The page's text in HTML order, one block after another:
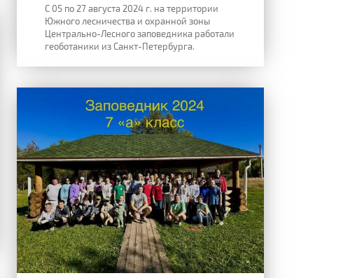
С 05 по 27 августа 2024 г. на территории
Южного лесничества и охранной зоны
Центрально-Лесного заповедника работали
геоботаники из Санкт-Петербурга.